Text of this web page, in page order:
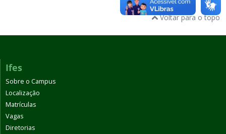
Voltar para o topo
Ifes
Sobre o Campus
Localização
Matrículas
Vagas
Diretorias